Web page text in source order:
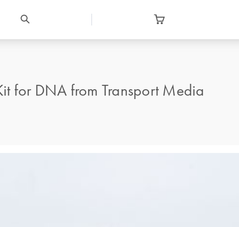
for DNA from Transport Media